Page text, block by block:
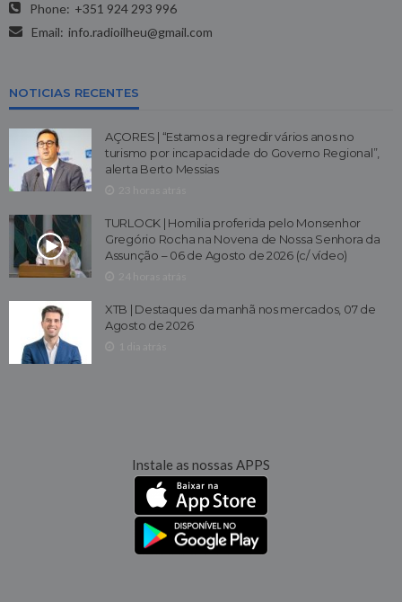
Phone: +351 924 293 996
Email: info.radioilheu@gmail.com
NOTICIAS RECENTES
AÇORES | “Estamos a regredir vários anos no
turismo por incapacidade do Governo Regional”,
alerta Berto Messias
TURLOCK | Homilia proferida pelo Monsenhor
Gregório Rocha na Novena de Nossa Senhora da
Assunção – 06 de Agosto de 2026 (c/ vídeo)
XTB | Destaques da manhã nos mercados, 07 de
Agosto de 2026
Instale as nossas APPS